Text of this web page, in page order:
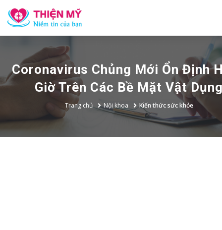
Coronavirus Chủng Mới Ổn Định
Giờ Trên Các Bề Mặt Vật
Trang chủ Nội khoa Kiến thức sức khỏe